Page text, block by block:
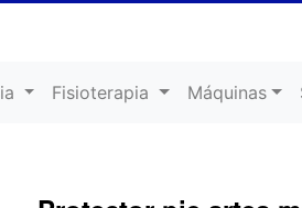
Fisioterapia Máquinas